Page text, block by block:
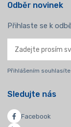
Odběr novinek
Přihlaste se k
Přihlášením
Sledujte nás
Facebook